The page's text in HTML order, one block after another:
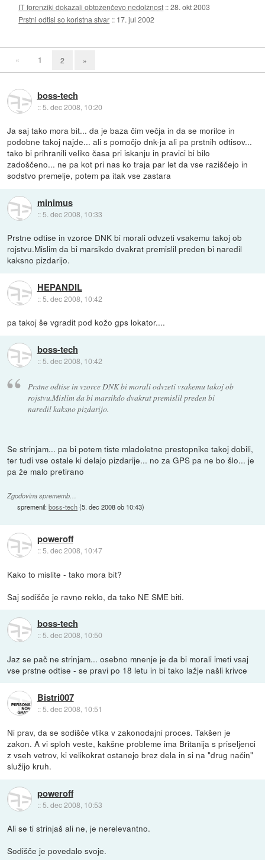
IT forenziki dokazali obtoženčevo nedolžnost ::28. okt 2003
Prstni odtisi so koristna stvar :: 17. jul 2002
« 1 2 »
boss-tech
::5. dec 2008, 10:20
Ja saj tako mora bit... da je baza čim večja in da se morilce in
podobne takoj najde... ali s pomočjo dnk-ja ali pa prstnih odtisov...
tako bi prihranili veliko časa pri iskanju in pravici bi bilo
zadoščeno... ne pa kot pri nas ko traja par let da vse raziščejo in
sodstvo premelje, potem pa itak vse zastara
minimus
:: 5. dec 2008, 10:33
Prstne odtise in vzorce DNK bi morali odvzeti vsakemu takoj ob
rojstvu.Mislim da bi marsikdo dvakrat premislil preden bi naredil
kaksno pizdarijo.
HEPANDIL
::5. dec 2008, 10:42
pa takoj še vgradit pod kožo gps lokator....
boss-tech
:: 5. dec 2008, 10:42
Prstne odtise in vzorce DNK bi morali odvzeti vsakemu takoj ob
rojstvu.Mislim da bi marsikdo dvakrat premislil preden bi
naredil kaksno pizdarijo.
Se strinjam... pa bi potem tiste mladoletne prestopnike takoj dobili,
ter tudi vse ostale ki delajo pizdarije... no za GPS pa ne bo šlo... je
pa že malo pretirano
Zgodovina sprememb…
spremenil:boss-tech(5. dec 2008 ob 10:43)
poweroff
::5. dec 2008, 10:47
Kako to mislite - tako mora bit?
Saj sodišče je ravno reklo, da tako NE SME biti.
boss-tech
:: 5. dec 2008, 10:50
Jaz se pač ne strinjam... osebno mnenje je da bi morali imeti vsaj
vse prstne odtise - se pravi po 18 letu in bi tako lažje našli krivce
Bistri007
::5. dec 2008, 10:51
Ni prav, da se sodišče vtika v zakonodajni proces. Takšen je
zakon. A vi sploh veste, kakšne probleme ima Britanija s priseljenci
z vseh vetrov, ki velikokrat ostanejo brez dela in si na "drug način"
služijo kruh.
poweroff
:: 5. dec 2008, 10:53
Ali se ti strinjaš ali ne, je nerelevantno.
Sodišče je povedalo svoje.